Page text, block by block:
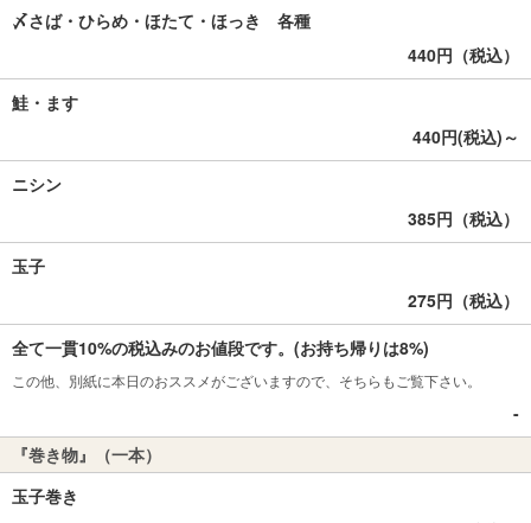
〆さば・ひらめ・ほたて・ほっき 各種
440円（税込）
鮭・ます
440円(税込)～
ニシン
385円（税込）
玉子
275円（税込）
全て一貫10%の税込みのお値段です。(お持ち帰りは8%)
この他、別紙に本日のおススメがございますので、そちらもご覧下さい。
-
『巻き物』（一本）
玉子巻き